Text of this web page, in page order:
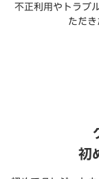
不正利用やトラブ
ただき
初